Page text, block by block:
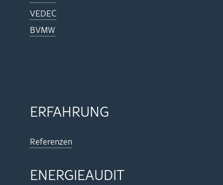
VEDEC
BVMW
ER­FAH­RUNG
Re­fe­ren­zen
EN­ER­GIE­AU­DIT